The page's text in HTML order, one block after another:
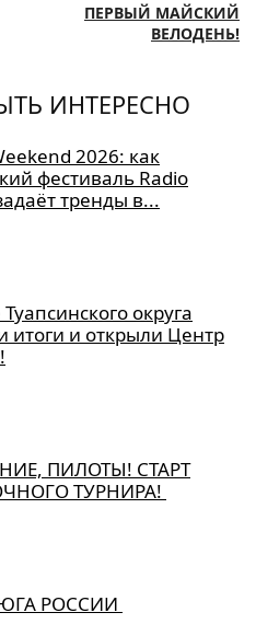
ПЕРВЫЙ МАЙСКИЙ
ВЕЛОДЕНЬ!
ИНТЕРЕСНО
2026: как
фестиваль Radio
тренды в...
округа
итоги и открыли Центр
ПИЛОТЫ! СТАРТ
ТУРНИРА!
РОССИИ